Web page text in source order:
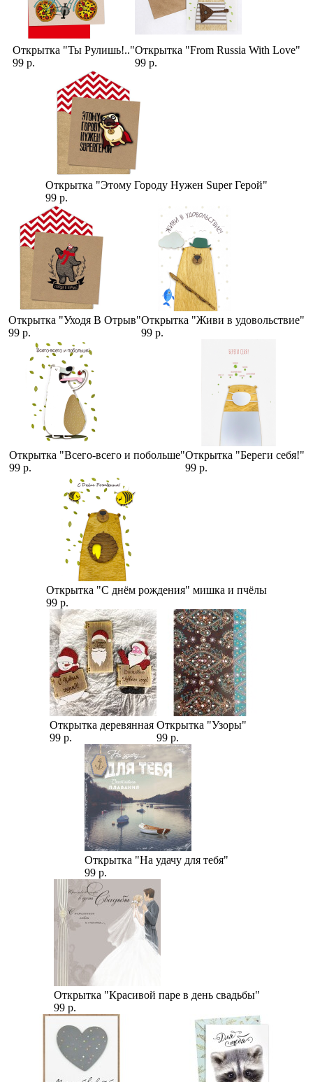
Открытка "Ты Рулишь!.."
99 р.
Открытка "From Russia With Love"
99 р.
Открытка "Этому Городу Нужен Super Герой"
99 р.
Открытка "Уходя В Отрыв"
99 р.
Открытка "Живи в удовольствие"
99 р.
Открытка "Всего-всего и побольше"
99 р.
Открытка "Береги себя!"
99 р.
Открытка "С днём рождения" мишка и пчёлы
99 р.
Открытка деревянная
99 р.
Открытка "Узоры"
99 р.
Открытка "На удачу для тебя"
99 р.
Открытка "Красивой паре в день свадьбы"
99 р.